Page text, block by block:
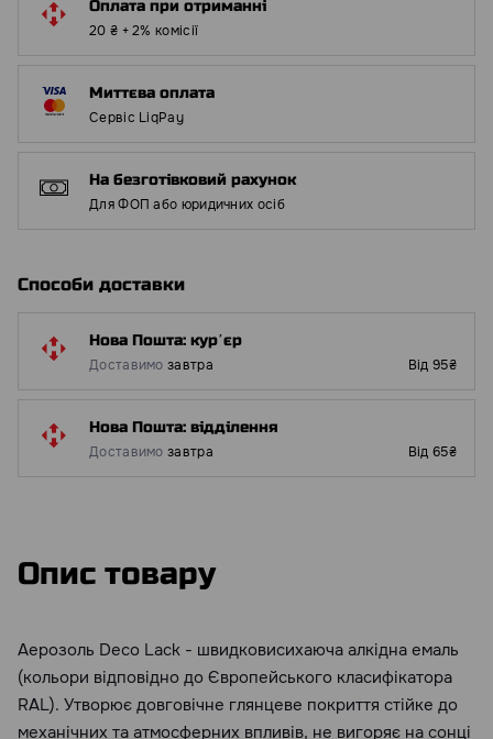
Оплата при отриманні
20 ₴ + 2% комісії
Миттєва оплата
Сервіс LiqPay
На безготівковий рахунок
Для ФОП або юридичних осіб
Способи доставки
Нова Пошта: курʼєр
Доставимо завтра Від 95₴
Нова Пошта: відділення
Доставимо завтра Від 65₴
Опис товару
Аерозоль Deco Lack - швидковисихаюча алкідна емаль
(кольори відповідно до Європейського класифікатора
RAL). Утворює довговічне глянцеве покриття стійке до
механічних та атмосферних впливів, не вигоряє на сонці